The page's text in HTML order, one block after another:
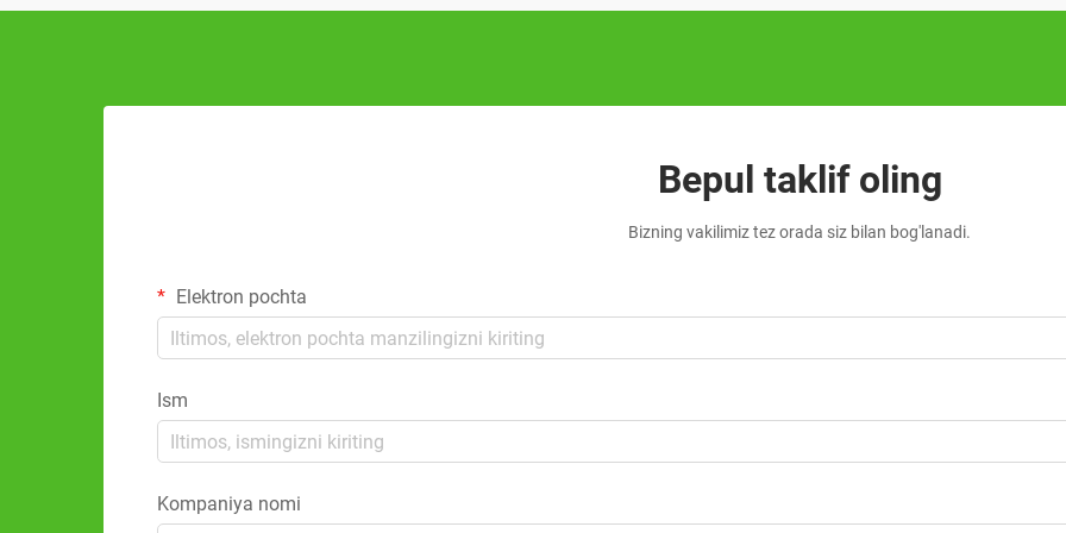
Bepul taklif oling
Bizning vakilimiz tez orada siz bilan bog'lanadi.
Elektron pochta
Ism
Kompaniya nomi